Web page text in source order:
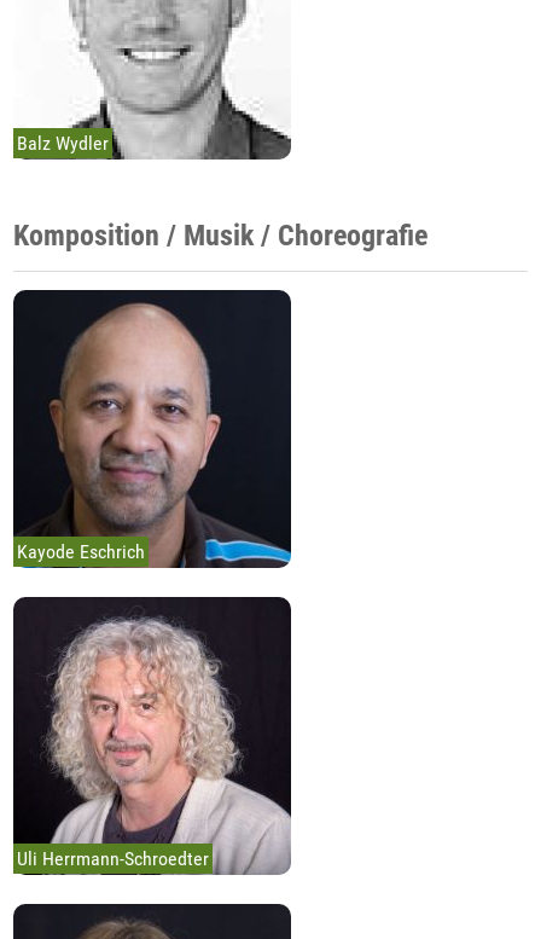
Balz Wydler
Komposition / Musik / Choreografie
Kayode Eschrich
Uli Herrmann-Schroedter